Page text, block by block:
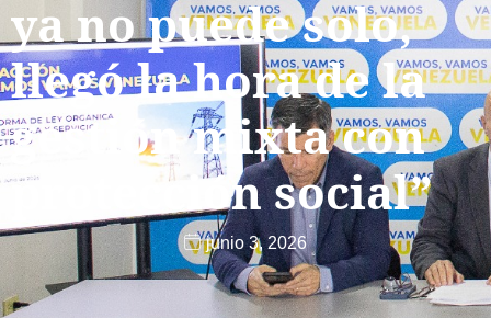
ya no puede solo,
llegó la hora de la
gestión mixta con
protección social”
junio 3, 2026